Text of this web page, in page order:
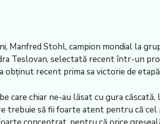
Manfred Stohl, campion mondial la
Teslovan, selectată recent într-un
obţinut recent prima sa victorie de
care chiar ne-au lăsat cu gura
trebuie să fii foarte atent pentru că